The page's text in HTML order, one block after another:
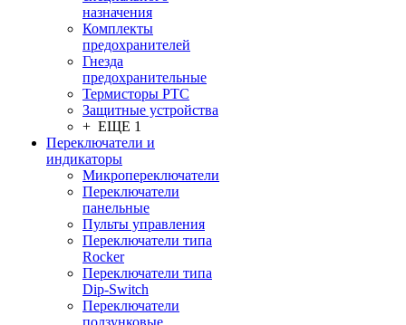
назначения
Комплекты
предохранителей
Гнезда
предохранительные
Термисторы PTC
Защитные устройства
+ ЕЩЕ 1
Переключатели и
индикаторы
Микропереключатели
Переключатели
панельные
Пульты управления
Переключатели типа
Rocker
Переключатели типа
Dip-Switch
Переключатели
ползунковые